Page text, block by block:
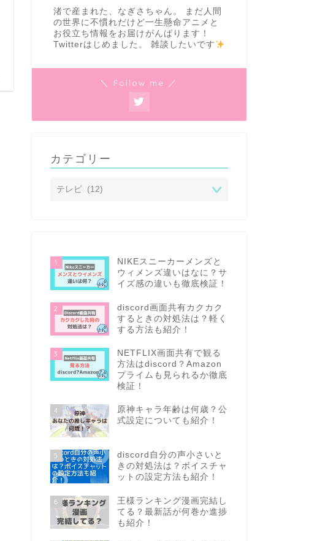
渚で産まれた、なぎさちゃん。 まだ人間
の世界に不慣れだけど一生懸命アニメと
お役立ち情報をお届けがんばります！
Twitterはじめました。 雑談したいです
＼ Follow me ／
カテゴリー
1
NIKEスニーカーメンズと
ウィメンズ違いはなに？サ
イズ感の違いも徹底検証！
2
discord画面共有カクカク
するときの対処法は？軽く
する方法も紹介！
3
NETFLIX画面共有で観る
方法はdiscord？Amazon
プライムも見られるか徹底
検証！
4
原神キャラ年齢は何歳？公
式設定についても紹介！
5
discord自分の声小さいと
きの対処法は？ボイスチャ
ットの設定方法も紹介！
6
王様ランキング漫画完結し
てる？最新話が何巻か進捗
も紹介！